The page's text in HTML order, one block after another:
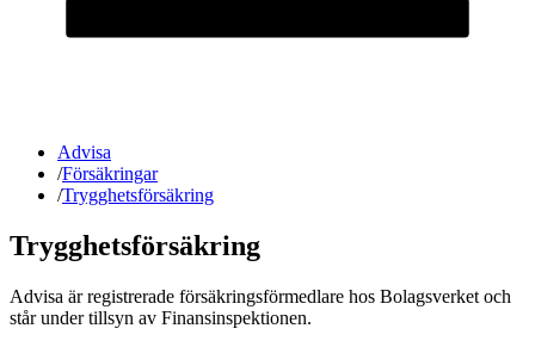
Advisa
/Försäkringar
/Trygghetsförsäkring
Trygghetsförsäkring
Advisa är registrerade försäkringsförmedlare hos Bolagsverket och
står under tillsyn av Finansinspektionen.